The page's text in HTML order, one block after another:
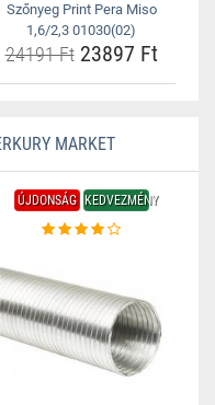
Szőnyeg Print Pera Miso
1,6/2,3 01030(02)
24191 Ft23897 Ft
MARKET
ÚJDONSÁG KEDVEZMÉNY